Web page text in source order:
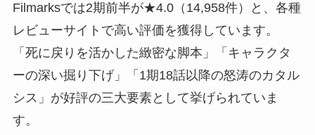
Filmarksでは2期前半が★4.0（14,958件）と、各種
レビューサイトで高い評価を獲得しています。
「死に戻りを活かした緻密な脚本」「キャラクタ
ーの深い掘り下げ」「1期18話以降の怒涛のカタル
シス」が好評の三大要素として挙げられていま
す。